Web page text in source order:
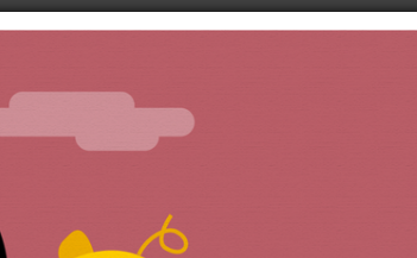
się za sprawą samoorganizacji
nadgodziny. Równolegle do takich
oraz przekonanie, że przy wyższym
wolnego czasu – bo sprzyja on większej
na stan zdrowia społeczeństwa.
że nieznaczne skrócenie tygodnia